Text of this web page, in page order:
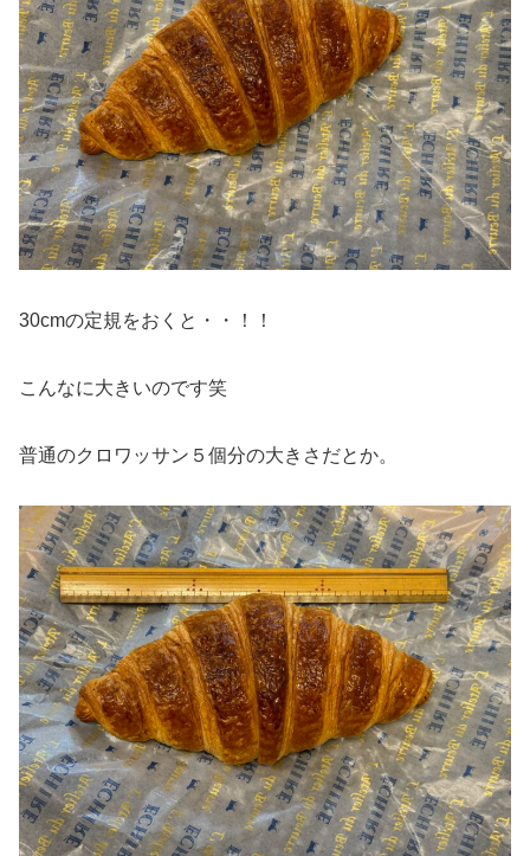
30cmの定規をおくと・・！！
こんなに大きいのです笑
普通のクロワッサン５個分の大きさだとか。